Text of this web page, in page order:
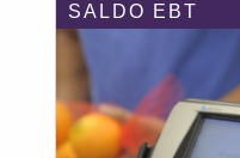
SALDO EBT